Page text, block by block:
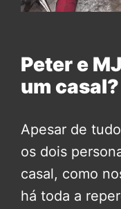
Peter e
um casal?
Apesar de
os dois
casal, como
há toda a